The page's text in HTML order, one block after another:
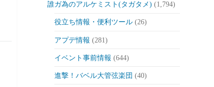
誰ガ為のアルケミスト(タガタメ) (1,794)
役立ち情報・便利ツール(26)
アプデ情報 (281)
イベント事前情報 (644)
進撃！バベル大管弦楽団 (40)